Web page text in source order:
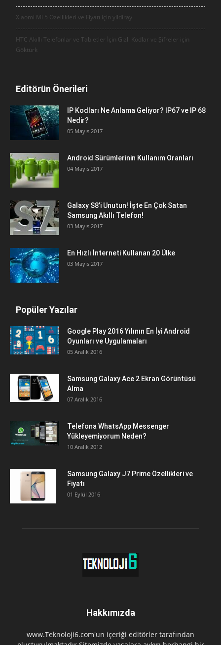
Xiaomi Mi 5 Özellikleri ve Fiyatı için yildiray
HTC Akıllı Telefonlar ve Tabletler İçin Gizli Kodlar ve Şifreler için
Göktürk
Editörün Önerileri
IP Kodları Ne Anlama Geliyor? IP67 ve IP 68
Nedir?
05 Mayıs 2017
Android Sürümlerinin Kullanım Oranları
04 Mayıs 2017
Galaxy S8’i Unutun! İşte En Çok Satan
Samsung Akıllı Telefon!
03 Mayıs 2017
En Hızlı İnterneti Kullanan 20 Ülke
03 Mayıs 2017
Popüler Yazılar
Google Play 2016 Yılının En İyi Android
Oyunları ve Uygulamaları
05 Aralık 2016
Samsung Galaxy Ace 2 Ekran Görüntüsü
Alma
07 Aralık 2016
Telefona WhatsApp Messenger
Yükleyemiyorum Neden?
10 Aralık 2012
Samsung Galaxy J7 Prime Özellikleri ve
Fiyatı
01 Eylül 2016
Hakkımızda
www.Teknoloji6.com'un içeriği editörler tarafından